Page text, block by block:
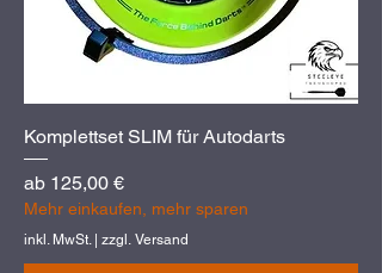
Komplettset SLIM für Autodarts
ab 125,00 €
Sale-Preis
Mehr einkaufen, mehr sparen
inkl. MwSt. | zzgl. Versand